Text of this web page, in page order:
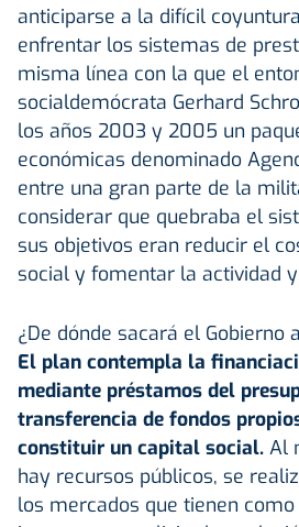
anticiparse a la difícil
enfrentar los sistemas de
misma línea con la que el
socialdemócrata Gerhard
los años 2003 y 2005 un
económicas denominado
entre una gran parte de la
considerar que quebraba el
sus objetivos eran reducir el
social y fomentar la actividad
¿De dónde sacará el Gobierno
El plan contempla la
mediante préstamos del
transferencia de fondos
constituir un capital social. Al
hay recursos públicos, se
los mercados que tienen